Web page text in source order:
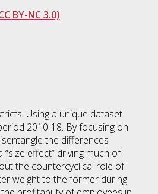
BY-NC 3.0)
Using a unique dataset
2010-18. By focusing on
the differences
effect” driving much of
the countercyclical role of
weight to the former during